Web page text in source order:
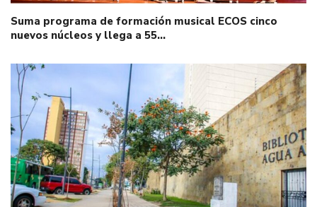
Suma programa de formación musical ECOS cinco
nuevos núcleos y llega a 55…